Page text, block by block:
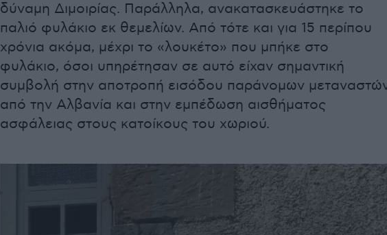
δύναμη Διμοιρίας. Παράλληλα, ανακατασκευάστηκε το
παλιό φυλάκιο εκ θεμελίων. Από τότε και για 15 περίπου
χρόνια ακόμα, μέχρι το «λουκέτο» που μπήκε στο
φυλάκιο, όσοι υπηρέτησαν σε αυτό είχαν σημαντική
συμβολή στην αποτροπή εισόδου παράνομων
από την Αλβανία και στην εμπέδωση αισθήματος
ασφάλειας στους κατοίκους του χωριού.